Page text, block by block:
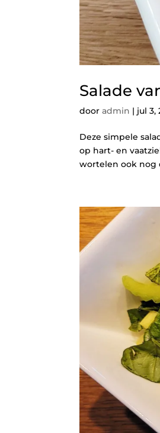
Salade
dooradmin | jul 3,
Deze simpele
op hart- en
wortelen ook nog